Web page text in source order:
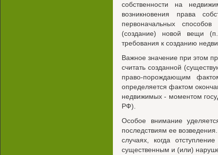
собственности на
возникновения права
первоначальных
(создание) новой вещи
требования к созданию
Важное значение при этом
считать созданной
право-порождающим
определяется фактом
недвижимых - моментом
РФ).
Особое внимание
последствиям ее
случаях, когда
существенным и (или)